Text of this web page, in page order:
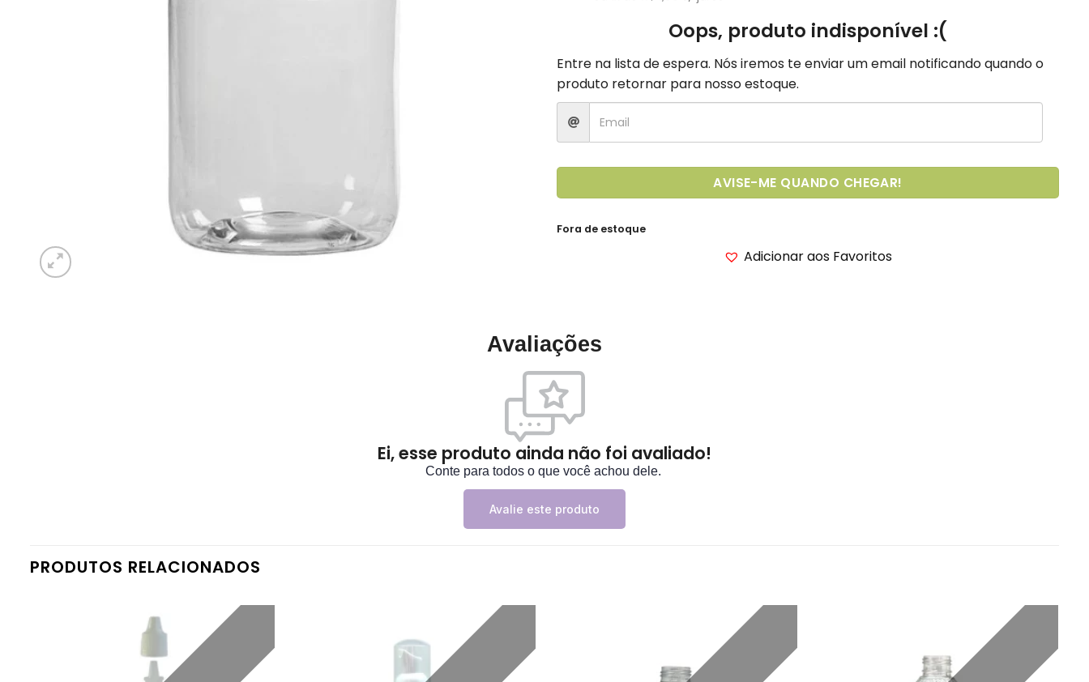
Oops, produto indisponível :(
Entre na lista de espera. Nós iremos te enviar um email notificando quando o
produto retornar para nosso estoque.
AVISE-ME QUANDO CHEGAR!
Fora de estoque
Adicionar aos Favoritos
Avaliações
Ei, esse produto ainda não foi avaliado!
Conte para todos o que você achou dele.
Avalie este produto
PRODUTOS RELACIONADOS